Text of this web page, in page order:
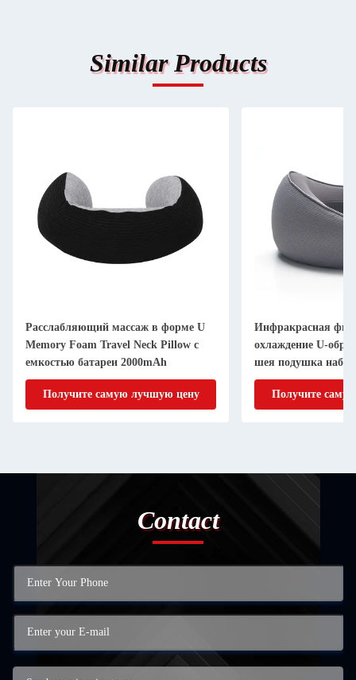
Similar Products
Расслабляющий массаж в форме U
Memory Foam Travel Neck Pillow с
емкостью батареи 2000mAh
Получите самую лучшую цену
Инфракрасная
охлаждение U-
шея подушка набор
памяти пены
Получите
Contact